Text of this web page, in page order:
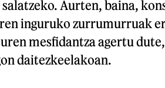
Aurten, baina,
inguruko zurrumurruak
mesfidantza agertu
daitezkeelakoan.